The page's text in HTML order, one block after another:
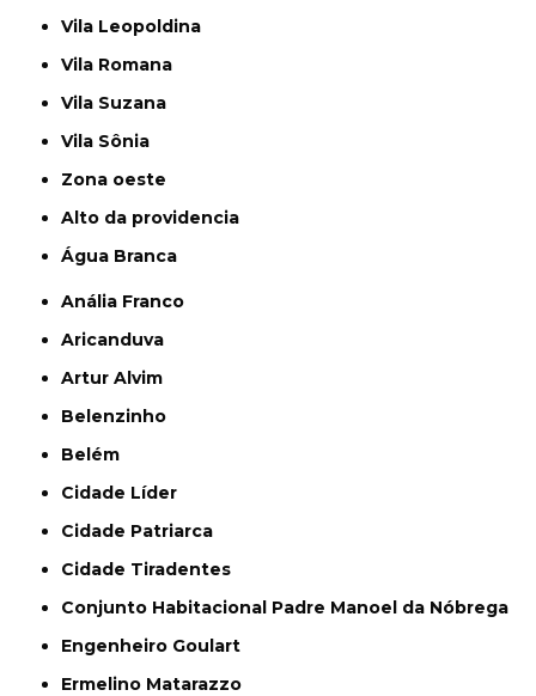
Vila Leopoldina
Vila Romana
Vila Suzana
Vila Sônia
Zona oeste
alto da providencia
Água Branca
Anália Franco
Aricanduva
Artur Alvim
Belenzinho
Belém
Cidade Líder
Cidade Patriarca
Cidade Tiradentes
Conjunto Habitacional Padre Manoel da Nóbrega
Engenheiro Goulart
Ermelino Matarazzo